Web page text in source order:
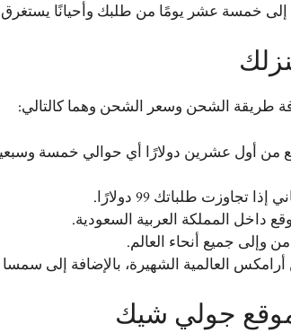
خمسة عشر يومًا من طلبك وأحيانًا يستغرق
من أول عشرين دولارًا أي حوالي خمسة
طلباتك 99 دولارًا.
داخل المملكة العربية السعودية.
وإلى جميع أنحاء العالم.
العالمية الشهيرة، بالإضافة إلى
جولي شيك